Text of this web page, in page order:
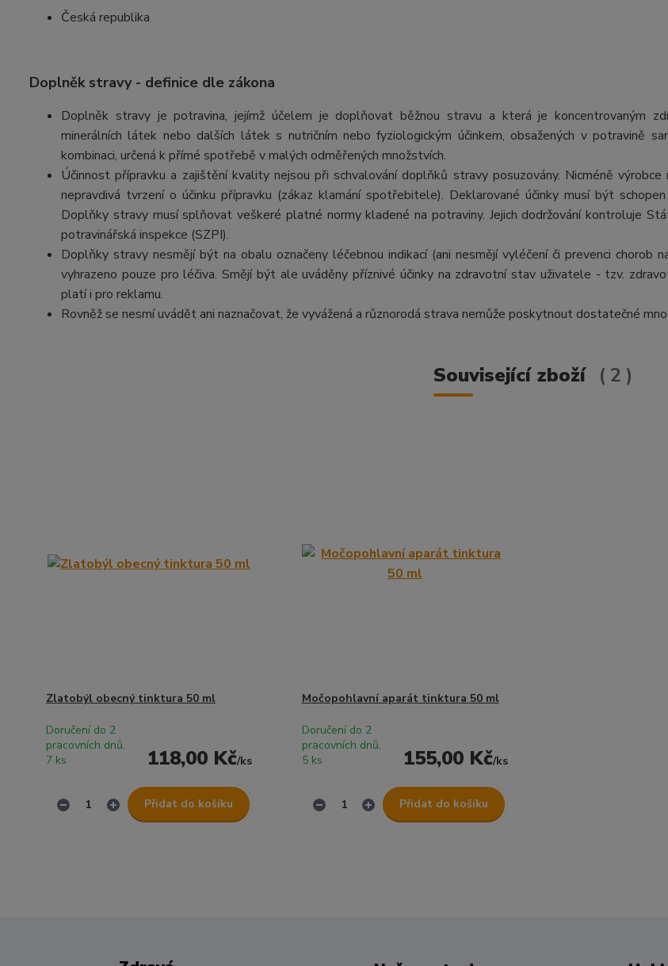
Česká republika
Doplněk stravy - definice dle zákona
Doplněk stravy je potravina, jejímž účelem je doplňovat běžnou stravu a která je koncentrovaným
minerálních látek nebo dalších látek s nutričním nebo fyziologickým účinkem, obsažených v potravině
kombinaci, určená k přímé spotřebě v malých odměřených množstvích.
Účinnost přípravku a zajištění kvality nejsou při schvalování doplňků stravy posuzovány. Nicméně
nepravdivá tvrzení o účinku přípravku (zákaz klamání spotřebitele). Deklarované účinky musí být
Doplňky stravy musí splňovat veškeré platné normy kladené na potraviny. Jejich dodržování kontroluje
potravinářská inspekce (SZPI).
Doplňky stravy nesmějí být na obalu označeny léčebnou indikací (ani nesmějí vyléčení či prevenci chorob
vyhrazeno pouze pro léčiva. Smějí být ale uváděny příznivé účinky na zdravotní stav uživatele - tzv.
platí i pro reklamu.
Rovněž se nesmí uvádět ani naznačovat, že vyvážená a různorodá strava nemůže poskytnout dostatečné
Související zboží 2
Zlatobýl obecný tinktura 50 ml
118,00 Kč/ks
Doručení do 2
pracovních dnů.
7 ks
Přidat do košíku
Močopohlavní aparát tinktura 50 ml
155,00 Kč/ks
Doručení do 2
pracovních dnů.
5 ks
Přidat do košíku